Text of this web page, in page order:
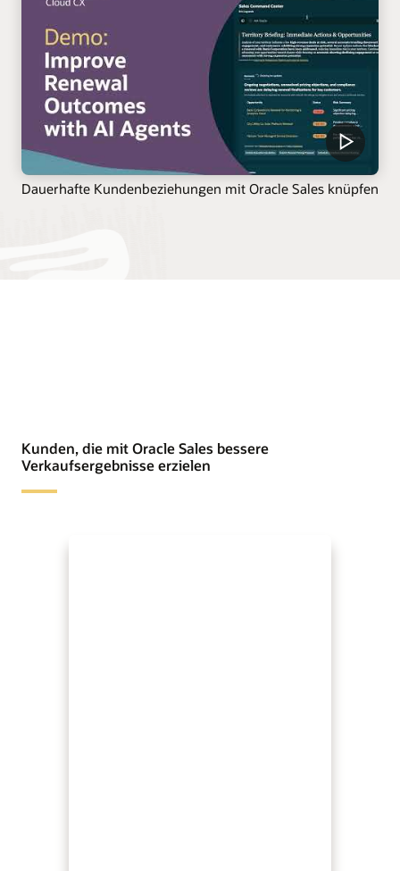
Dauerhafte Kundenbeziehungen mit Oracle Sales knüpfen
Kunden, die mit Oracle Sales bessere
Verkaufsergebnisse erzielen